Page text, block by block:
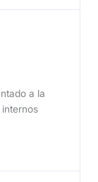
a la